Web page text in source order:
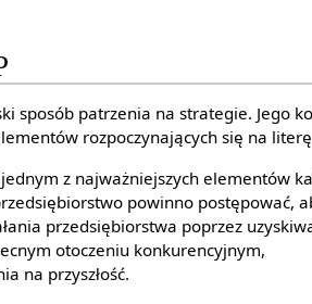
sposób patrzenia na strategie. Jego
rozpoczynających się na
z najważniejszych elementów
powinno postępować,
przedsiębiorstwa poprzez
otoczeniu konkurencyjnym,
na przyszłość.